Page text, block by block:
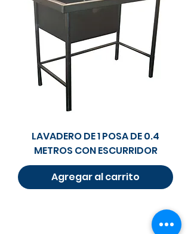
LAVADERO DE 1 POSA DE 0.4
METROS CON ESCURRIDOR
Agregar al carrito